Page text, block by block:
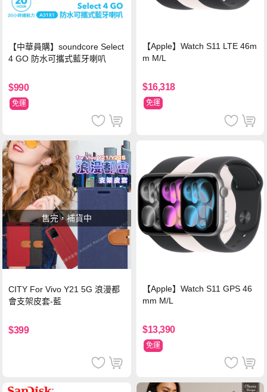
【中華員購】soundcore Select
4 GO 防水可攜式藍牙喇叭
$990
免運
【Apple】Watch S11 LTE 46m
m M/L
$16,318
免運
售完，補貨中
CITY For Vivo Y21 5G 浪漫都
會支架皮套-藍
$399
【Apple】Watch S11 GPS 46
mm M/L
$13,390
免運